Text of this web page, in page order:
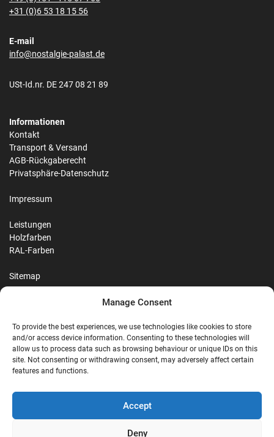
Manage Consent
To provide the best experiences, we use technologies like cookies to store
and/or access device information. Consenting to these technologies will
allow us to process data such as browsing behaviour or unique IDs on this
site. Not consenting or withdrawing consent, may adversely affect certain
features and functions.
Accept
Deny
+31 (0)6 53 18 15 56
E-mail
info@nostalgie-palast.de
USt-Id.nr. DE 247 08 21 89
Informationen
Kontakt
Transport & Versand
AGB-Rückgaberecht
Privatsphäre-Datenschutz
Impressum
Leistungen
Holzfarben
RAL-Farben
Sitemap
G Google Reviews